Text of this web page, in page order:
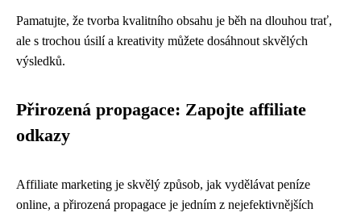
Pamatujte, že tvorba kvalitního obsahu je běh na dlouhou trať,
ale s trochou úsilí a kreativity můžete dosáhnout skvělých
výsledků.
Přirozená propagace: Zapojte affiliate
odkazy
Affiliate marketing je skvělý způsob, jak vydělávat peníze
online, a přirozená propagace je jedním z nejefektivnějších